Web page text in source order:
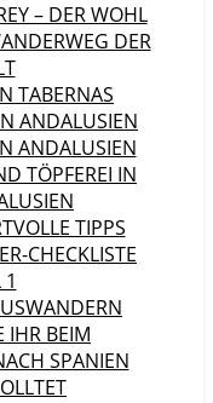
– DER WOHL
DER
TABERNAS
ANDALUSIEN
ANDALUSIEN
TÖPFEREI IN
TIPPS
CHECKLISTE
IHR BEIM
SPANIEN